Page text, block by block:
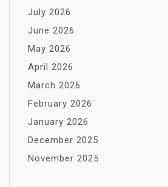
July 2026
June 2026
May 2026
April 2026
March 2026
February 2026
January 2026
December 2025
November 2025